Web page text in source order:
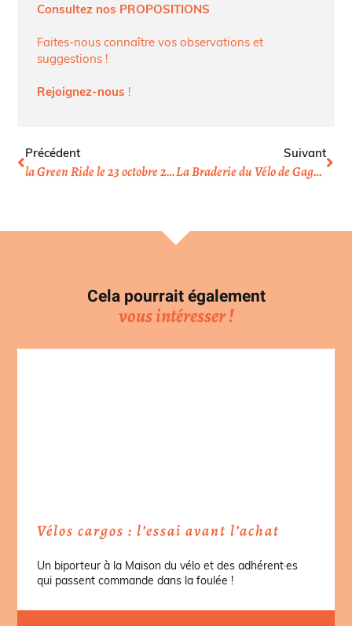
Consultez nos PROPOSITIONS
Faites-nous connaître vos observations et
suggestions !
Rejoignez-nous !
Précédent
la Green Ride le 23 octobre 2010 à Paris
Suivant
La Braderie du Vélo de Gagny
Cela pourrait également
vous intéresser !
Vélos cargos : l’essai avant l’achat
Un biporteur à la Maison du vélo et des adhérent·es
qui passent commande dans la foulée !